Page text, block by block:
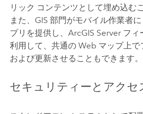
リック コンテンツとして埋め込む
また、GIS 部門がモバイル作業者
プリを提供し、 ArcGIS Serverフィ
利用して、共通の Web マップ上で
および更新させることもできます。
セキュリティーとアクセ